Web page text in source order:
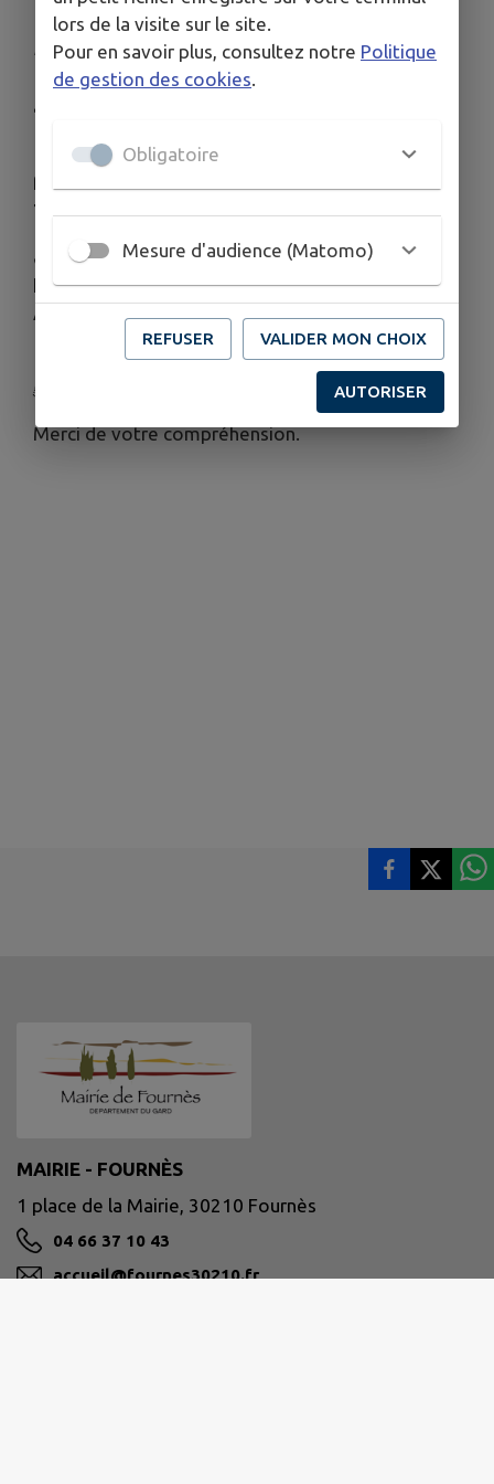
DE VOTRE MAIRIE
Publié le mardi 07 juillet 2026 - Fournès
📣
FERMETURE EXCEPTIONNELLE
La mairie sera
fermée au public : 📅
Toute la journée
🔓 RÉOUVERTURE Les services réouvriront aux
horaires habituels : 📅Mercredi 15 juillet 2026⏰
À 8h30
(Pour rappel, le mardi 14 juillet est un jour férié
🇫🇷)
Merci de votre compréhension.
MAIRIE - FOURNÈS
1 place de la Mairie, 30210 Fournès
04 66 37 10 43
accueil@fournes30210.fr
lors de la visite sur le site.
Pour en savoir plus, consultez notre Politique
de gestion des cookies
Obligatoire
Mesure d'audience (Matomo)
REFUSER VALIDER MON CHOIX
AUTORISER